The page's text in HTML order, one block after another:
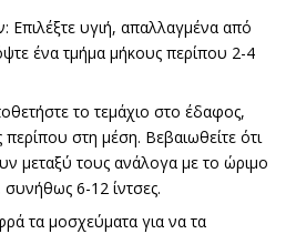
Επιλέξτε υγιή, απαλλαγμένα από
ένα τμήμα μήκους περίπου 2-4
το τεμάχιο στο έδαφος,
στη μέση. Βεβαιωθείτε ότι
μεταξύ τους ανάλογα με το ώριμο
συνήθως 6-12 ίντσες.
τα μοσχεύματα για να τα